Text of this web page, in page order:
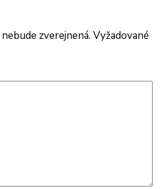
zverejnená.Vyžadované